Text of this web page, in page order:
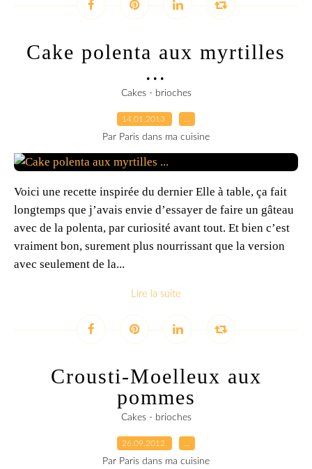
Cake polenta aux myrtilles
...
Cakes - brioches
14.01.2013
Par Paris dans ma cuisine
Voici une recette inspirée du dernier Elle à table, ça fait
longtemps que j’avais envie d’essayer de faire un gâteau
avec de la polenta, par curiosité avant tout. Et bien c’est
vraiment bon, surement plus nourrissant que la version
avec seulement de la...
Lire la suite
Crousti-Moelleux aux
pommes
Cakes - brioches
26.09.2012
Par Paris dans ma cuisine